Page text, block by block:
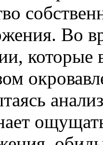
Во
которые